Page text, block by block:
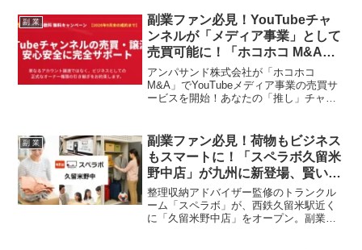
「推し活」を強力にバックアップしま
す！
副 業
副業ファン必見！YouTubeチャ
ンネルが「メディア事業」として
売買可能に！「ホコホコ M&A」
で新たな収益源を掴もう！
アンパサンド株式会社が「ホコホコ
M&A」でYouTubeメディア事業の売買サ
ービスを開始！あなたの「推し」チャン
手数料無料キャンペーンも実施中！
副 業
副業ファン必見！荷物もビジネス
もスマートに！「スペラボ久留米
野中店」が九州に新登場、賢い収
納と投資のチャンス！
整理収納アドバイザー監修のトランクル
ーム「スペラボ」が、西鉄久留米駅近く
に「久留米野中店」をオープン。副業で